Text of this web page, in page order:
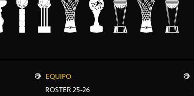
EQUIPO
ROSTER 25-26